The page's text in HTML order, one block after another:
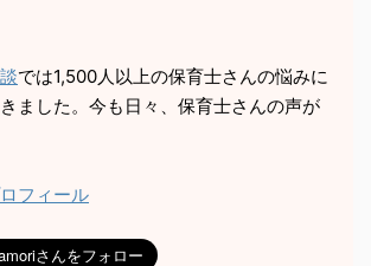
では1,500人以上の保育士さんの悩みに
ました。今も日々、保育士さんの声が
フィール